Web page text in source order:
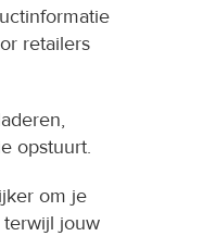
retailers
opstuurt.
om je
jouw